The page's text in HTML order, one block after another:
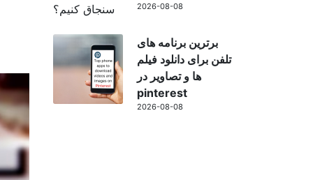
2026-08-08
برترین برنامه های
تلفن برای دانلود فیلم
ها و تصاویر در
pinterest
2026-08-08